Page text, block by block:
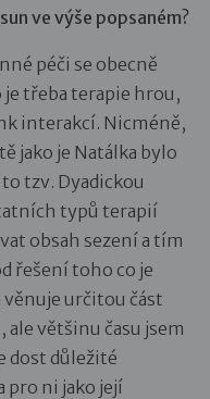
ve výše popsaném?
péči se obecně
třeba terapie hrou,
interakcí. Nicméně,
jako je Natálka bylo
tzv. Dyadickou
typů terapií
obsah sezení a tím
řešení toho co je
určitou část
většinu času jsem
dost důležité
pro ni jako její